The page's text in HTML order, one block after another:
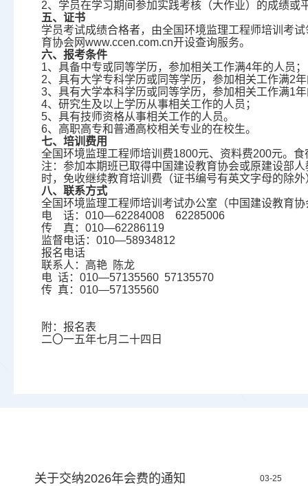
2、学员在学习期间参加实践考核（大作业）的成绩
五、证书
学员考试成绩合格者，由全国环境监理工程师培训考
育协会网www.ccen.com.cn开设查询服务。
六、报考条件
1、具备中专或同等学历，参加相关工作满4年的人员；
2、具有大学专科学历或同等学历，参加相关工作满2
3、具有大学本科学历或同等学历，参加相关工作满1
4、研究生及以上学历从事相关工作的人员；
5、具有技师资格从事相关工作的人员。
6、高职高专和普通高校相关专业的在校生。
七、培训费用
全国环境监理工程师培训费1800元、资料费200元。
注：参加本期班已取得中国建设教育协会或原建设部
时，免收继续教育培训费（证书编号有英文字母的除外
八、联系方式
全国环境监理工程师培训考试办公室（中国建设教育
电 话：010—62284008 62285006
传 真：010—62286119
监督电话：010—58934812
报名电话
联系人：高艳 陈龙
电 话：010—57135560 57135570
传 真：010—57135560
附：报名表
二〇一五年七月二十四日
关于交纳2026年会费的通知 03-25